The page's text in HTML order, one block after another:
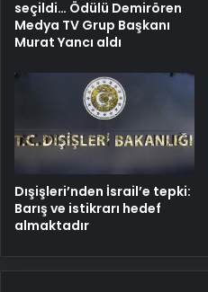
seçildi… Ödülü Demirören
Medya TV Grup Başkanı
Murat Yancı aldı
Dışişleri’nden İsrail’e tepki:
Barış ve istikrarı hedef
almaktadır